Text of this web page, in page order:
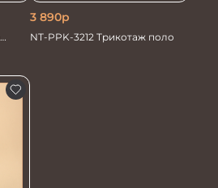
3 890р
NT-PPK-3212 Трикотаж поло